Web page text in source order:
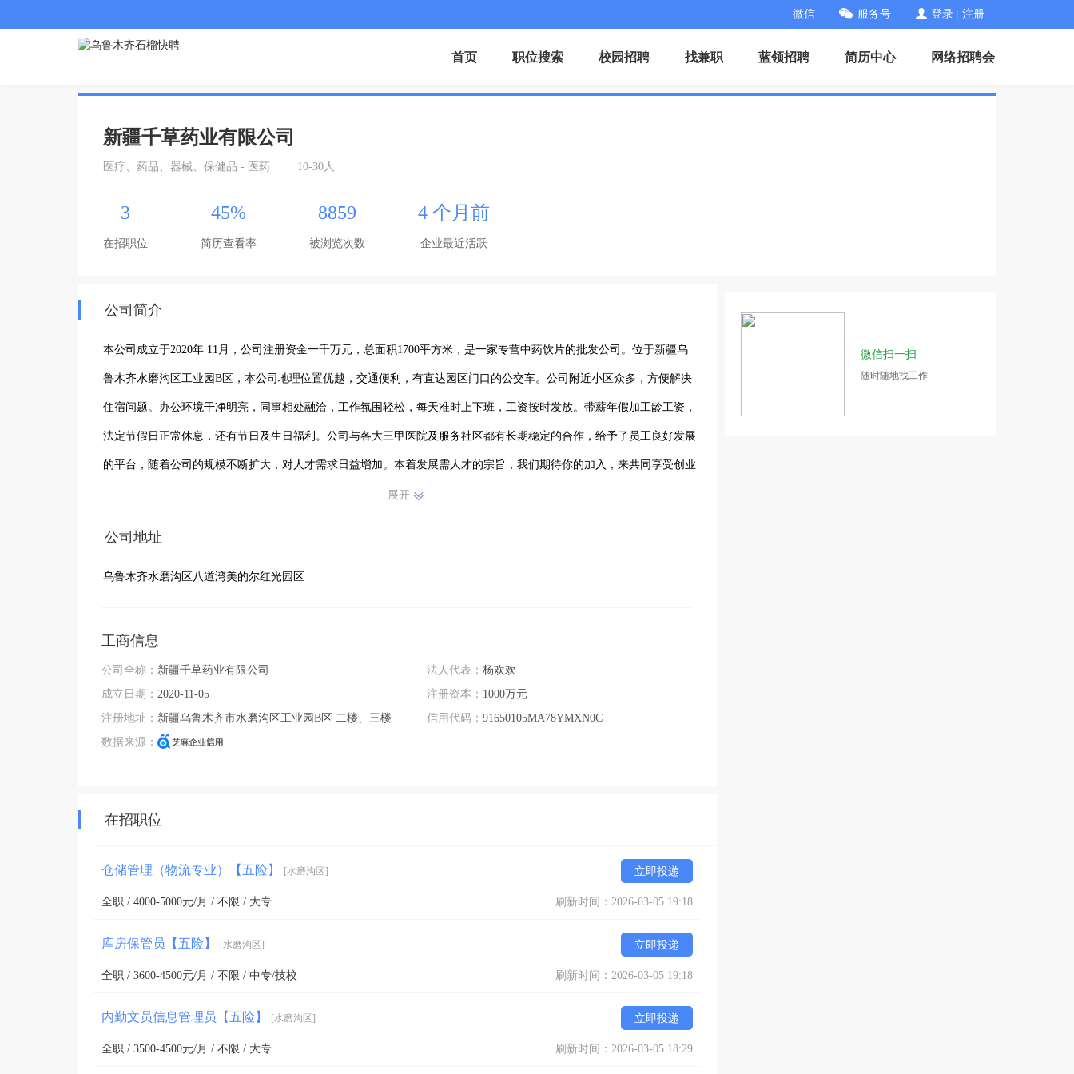
微信 服务号 登录 注册
首页 职位搜索 校园招聘 找兼职 蓝领招聘 简历中心 网络招聘会
新疆千草药业有限公司
医疗、药品、器械、保健品 - 医药 10-30人
3
在招职位
45%
简历查看率
8859
被浏览次数
4 个月前
企业最近活跃
公司简介
本公司成立于2020年 11月，公司注册资金一千万元，总面积1700平方米，是一家专营中药饮片的批发公司。位于新疆乌
鲁木齐水磨沟区工业园B区，本公司地理位置优越，交通便利，有直达园区门口的公交车。公司附近小区众多，方便解决
住宿问题。办公环境干净明亮，同事相处融洽，工作氛围轻松，每天准时上下班，工资按时发放。带薪年假加工龄工资，
法定节假日正常休息，还有节日及生日福利。公司与各大三甲医院及服务社区都有长期稳定的合作，给予了员工良好发展
的平台，随着公司的规模不断扩大，对人才需求日益增加。本着发展需人才的宗旨，我们期待你的加入，来共同享受创业
的激情、来共同实现我们的梦想，来共同见证奇迹、来共同享有创业的成功！
展开
公司地址
乌鲁木齐水磨沟区八道湾美的尔红光园区
工商信息
公司全称： 新疆千草药业有限公司
成立日期： 2020-11-05
注册地址： 新疆乌鲁木齐市水磨沟区工业园B区 二楼、三楼
数据来源：
法人代表： 杨欢欢
注册资本： 1000万元
信用代码： 91650105MA78YMXN0C
在招职位
仓储管理（物流专业）【五险】 [水磨沟区] 立即投递
全职 / 4000-5000元/月 / 不限 / 大专 刷新时间：2026-03-05 19:18
库房保管员【五险】 [水磨沟区] 立即投递
全职 / 3600-4500元/月 / 不限 / 中专/技校 刷新时间：2026-03-05 19:18
内勤文员信息管理员【五险】 [水磨沟区] 立即投递
全职 / 3500-4500元/月 / 不限 / 大专 刷新时间：2026-03-05 18:29
微信扫一扫
随时随地找工作